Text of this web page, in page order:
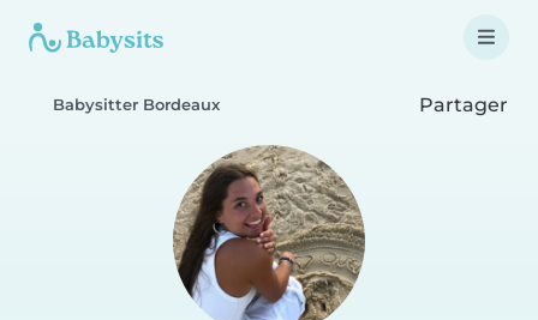
Babysitter Bordeaux Partager